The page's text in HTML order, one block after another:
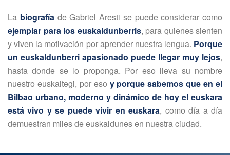
La biografíade Gabriel Aresti se puede considerar como
ejemplar para los euskaldunberris, para quienes sienten
y viven la motivación por aprender nuestra lengua. Porque
un euskaldunberri apasionado puede llegar muy lejos,
hasta donde se lo proponga. Por eso lleva su nombre
nuestro euskaltegi, por eso y porque sabemos que en el
Bilbao urbano, moderno y dinámico de hoy el euskara
está vivo y se puede vivir en euskara, como día a día
demuestran miles de euskaldunes en nuestra ciudad.